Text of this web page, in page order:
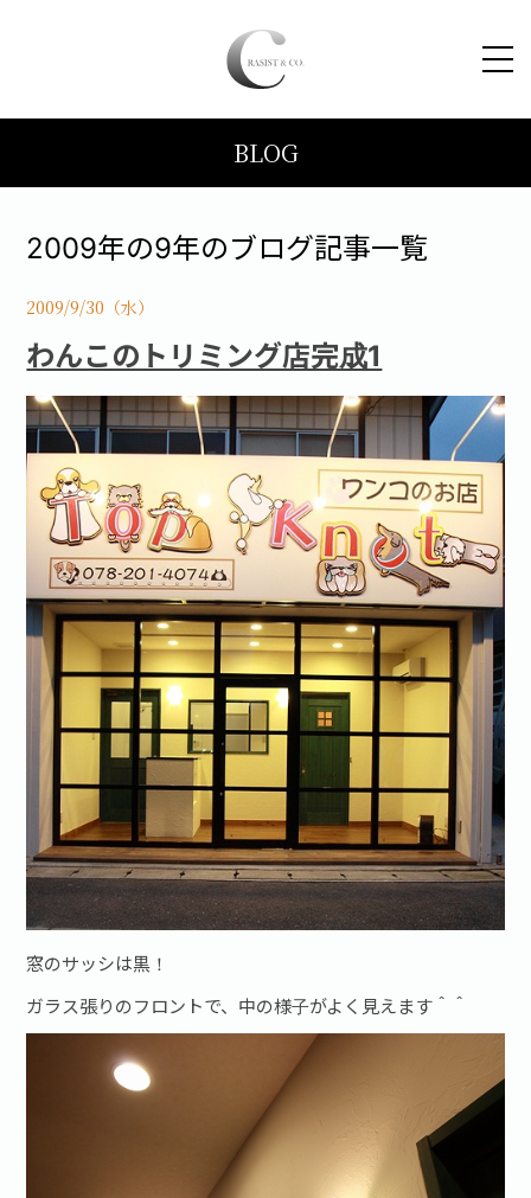
コンセプト
トピックス
施工事例
ブログ
会社案内
お問い合わせ·資料請求
BLOG
2009年の9年のブログ記事一覧
2009/9/30（水）
わんこのトリミング店完成1
窓のサッシは黒！
ガラス張りのフロントで、中の様子がよく見えます＾＾